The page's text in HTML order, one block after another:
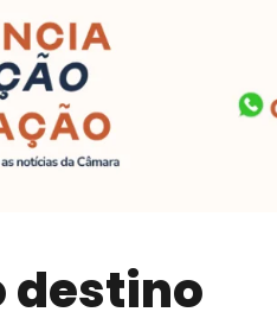
destino